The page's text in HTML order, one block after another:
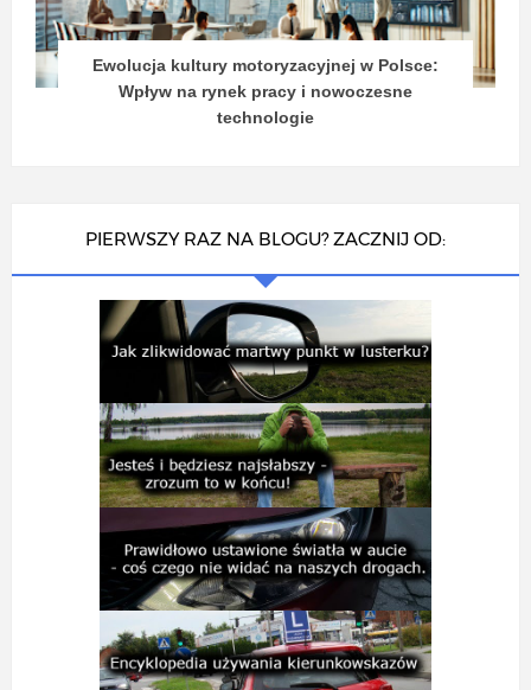
Ewolucja kultury motoryzacyjnej w Polsce:
Wpływ na rynek pracy i nowoczesne
technologie
PIERWSZY RAZ NA BLOGU? ZACZNIJ OD: